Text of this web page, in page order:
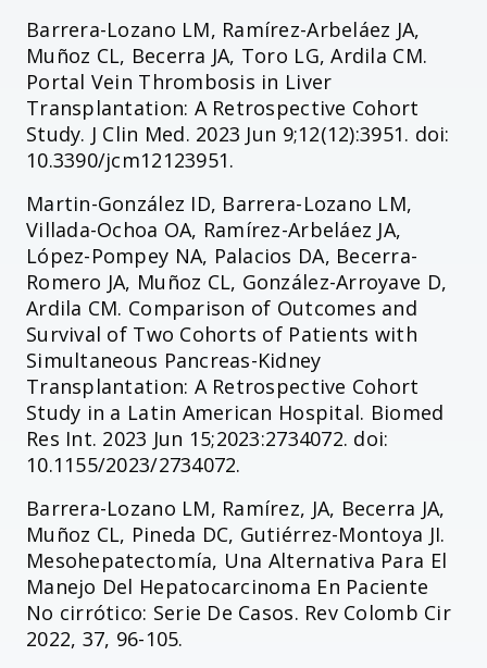
Barrera-Lozano LM, Ramírez-Arbeláez JA,
Muñoz CL, Becerra JA, Toro LG, Ardila CM.
Portal Vein Thrombosis in Liver
Transplantation: A Retrospective Cohort
Study. J Clin Med. 2023 Jun 9;12(12):3951. doi:
10.3390/jcm12123951.
Martin-González ID, Barrera-Lozano LM,
Villada-Ochoa OA, Ramírez-Arbeláez JA,
López-Pompey NA, Palacios DA, Becerra-
Romero JA, Muñoz CL, González-Arroyave D,
Ardila CM. Comparison of Outcomes and
Survival of Two Cohorts of Patients with
Simultaneous Pancreas-Kidney
Transplantation: A Retrospective Cohort
Study in a Latin American Hospital. Biomed
Res Int. 2023 Jun 15;2023:2734072. doi:
10.1155/2023/2734072.
Barrera-Lozano LM, Ramírez, JA, Becerra JA,
Muñoz CL, Pineda DC, Gutiérrez-Montoya JI.
Mesohepatectomía, Una Alternativa Para El
Manejo Del Hepatocarcinoma En Paciente
No cirrótico: Serie De Casos. Rev Colomb Cir
2022, 37, 96-105.